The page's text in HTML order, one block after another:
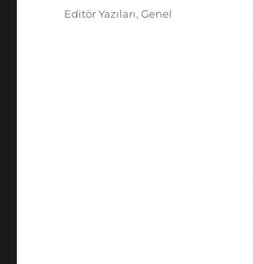
tarihi
Kategoriler
Editör Yazıları,Genel